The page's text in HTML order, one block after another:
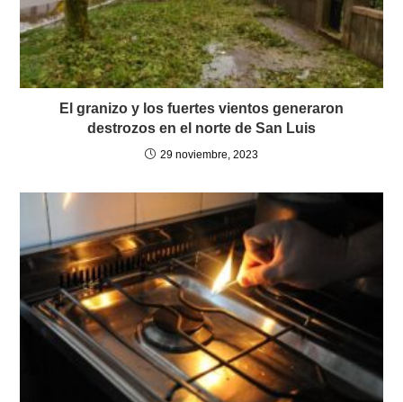
El granizo y los fuertes vientos generaron
destrozos en el norte de San Luis
29 noviembre, 2023